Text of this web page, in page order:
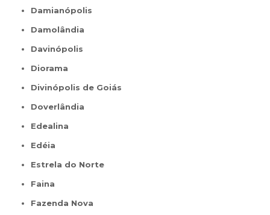
Damianópolis
Damolândia
Davinópolis
Diorama
Divinópolis de Goiás
Doverlândia
Edealina
Edéia
Estrela do Norte
Faina
Fazenda Nova